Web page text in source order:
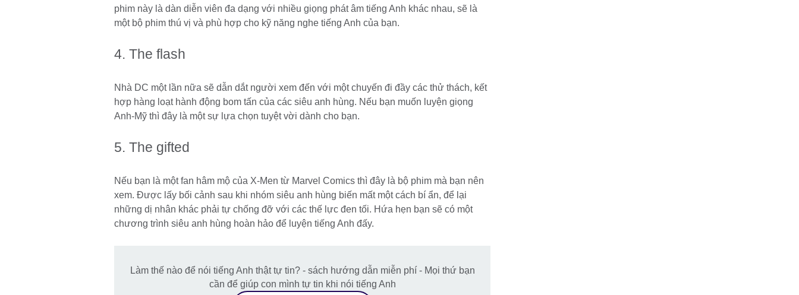
phim này là dàn diễn viên đa dạng với nhiều giọng phát âm tiếng Anh khác nhau, sẽ là
một bộ phim thú vị và phù hợp cho kỹ năng nghe tiếng Anh của bạn.
4. The flash
Nhà DC một lần nữa sẽ dẫn dắt người xem đến với một chuyến đi đầy các thử thách, kết
hợp hàng loạt hành động bom tấn của các siêu anh hùng. Nếu bạn muốn luyện giọng
Anh-Mỹ thì đây là một sự lựa chọn tuyệt vời dành cho bạn.
5. The gifted
Nếu bạn là một fan hâm mộ của X-Men từ Marvel Comics thì đây là bộ phim mà bạn nên
xem. Được lấy bối cảnh sau khi nhóm siêu anh hùng biến mất một cách bí ẩn, để lại
những dị nhân khác phải tự chống đỡ với các thế lực đen tối. Hứa hẹn bạn sẽ có một
chương trình siêu anh hùng hoàn hảo để luyện tiếng Anh đấy.
Làm thế nào để nói tiếng Anh thật tự tin? - sách hướng dẫn miễn phí - Mọi thứ bạn
cần để giúp con mình tự tin khi nói tiếng Anh